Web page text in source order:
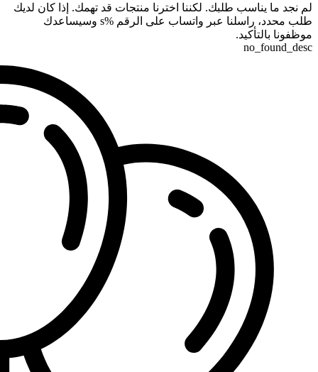
لم نجد ما يناسب طلبك. لكننا اخترنا منتجات قد تهمك. إذا كان لديك
طلب محدد، راسلنا عبر واتساب على الرقم %s وسيساعدك
موظفونا بالتأكيد.
no_found_desc